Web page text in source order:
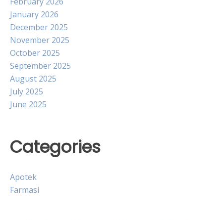
January 2026
December 2025
November 2025
October 2025
September 2025
August 2025
July 2025
June 2025
Categories
Apotek
Farmasi